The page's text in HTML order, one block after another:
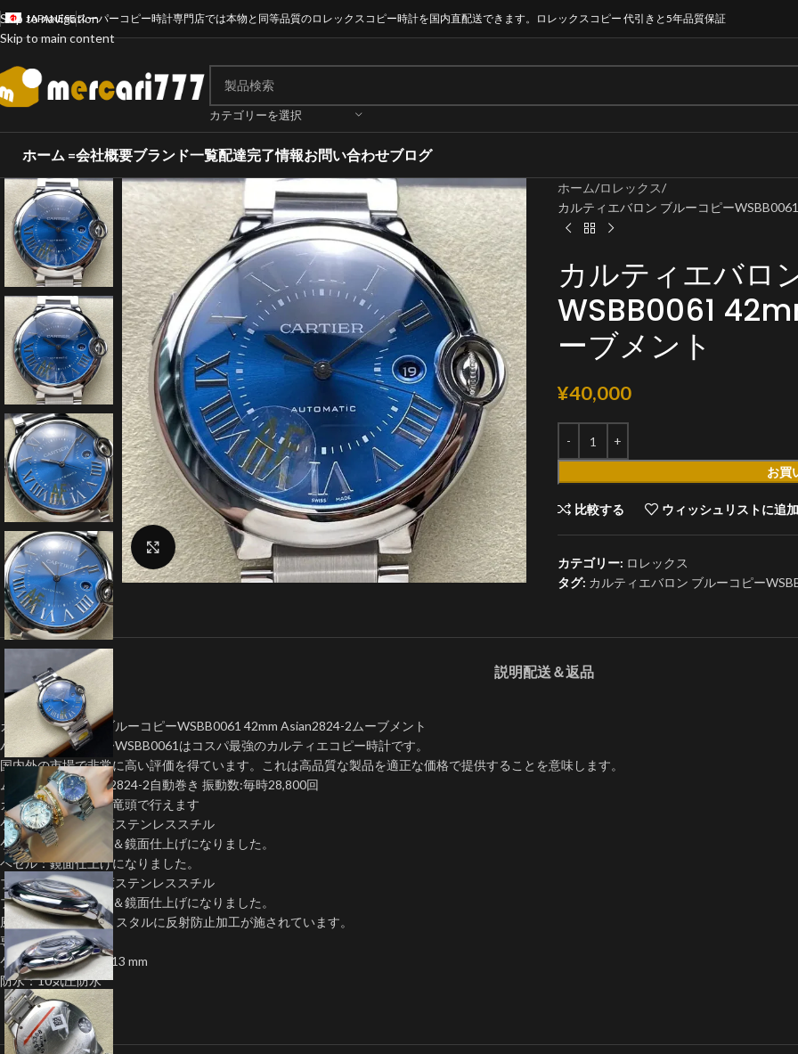
Skip to navigation
Skip to main content
JAPANESEスーパーコピー時計専門店では本物と同等品質のロレックスコピー時計を国内直配送できます。ロレックスコピー 代引きと5年品質保証
カテゴリーを選択
ホーム =会社概要ブランド一覧配達完了情報お問い合わせブログ
クリックで拡大
ホーム ロレックス
カルティエバロン ブルーコピー
カルティエバロ
WSBB0061
ーブメント
¥40,000
お買
比較する ウィッシュリストに追
カテゴリー: ロレックス
タグ: カルティエバロン ブルーコピー
説明配送＆返品
カルティエバロン ブルーコピーWSBB0061 42mm Asian2824-2ムーブメント
バロン ブルーコピーWSBB0061はコスパ最強のカルティエコピー時計です。
国内外の市場で非常に高い評価を得ています。これは高品質な製品を適正な価格で提供することを意味します。
ムーブメント:Asian2824-2自動巻き 振動数:毎時28,800回
カレンダー早送りは竜頭で行えます
ケース：904L高強度ステンレススチル
ケース：ブラッシュ＆鏡面仕上げになりました。
ベゼル：鏡面仕上げになりました。
ブレス：904L高強度ステンレススチル
ブレス：ブラッシュ＆鏡面仕上げになりました。
風防:サファイアクリスタルに反射防止加工が施されています。
専用バックル搭載
ケース幅 42mm厚さ13 mm
防水：10気圧防水